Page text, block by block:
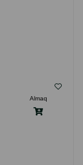
Almaq